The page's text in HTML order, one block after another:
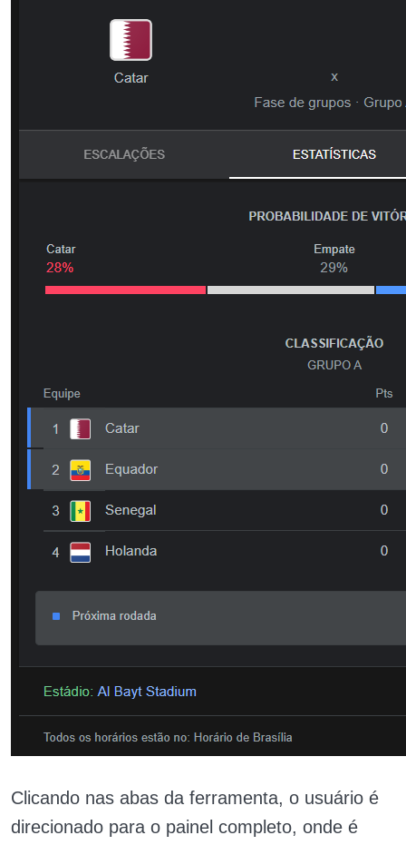
Clicando nas abas da ferramenta, o usuário é
direcionado para o painel completo, onde é